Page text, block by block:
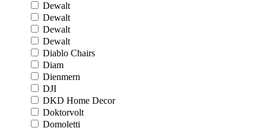
Dewalt
Dewalt
Dewalt
Dewalt
Diablo Chairs
Diam
Dienmern
DJI
DKD Home Decor
Doktorvolt
Domoletti